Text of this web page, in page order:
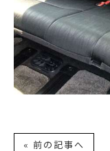
« 前の記事へ